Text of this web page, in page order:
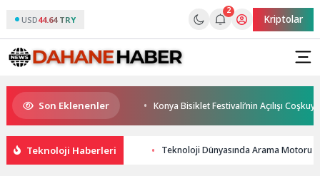
USD44.64 TRY
2
Kriptolar
Son Eklenenler
uygun bir tedavi değil! Konya Bisiklet Festivali’nin Açılışı Coşkuyla
Teknoloji Haberleri Teknoloji Dünyasında Arama Motoru